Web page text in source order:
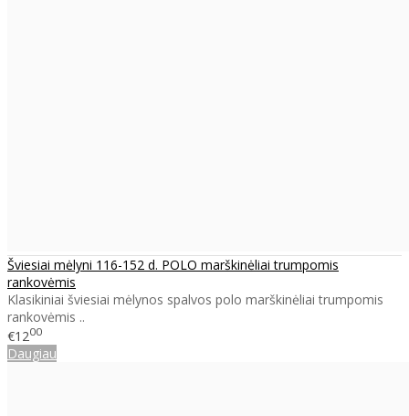
Šviesiai mėlyni 116-152 d. POLO marškinėliai trumpomis
rankovėmis
Klasikiniai šviesiai mėlynos spalvos polo marškinėliai trumpomis
rankovėmis ..
€1200
Daugiau